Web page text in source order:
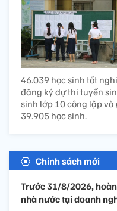
46.039 học sinh tốt
đăng ký dự thi tuyển
sinh lớp 10 công lập
39.905 học sinh.
Chính sách mới
Trước 31/8/2026,
nhà nước tại doanh